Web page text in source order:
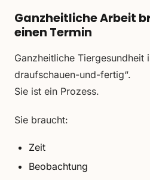
Ganzheitliche Arbeit
einen Termin
Ganzheitliche Tiergesundheit
draufschauen-und-fertig“.
Sie ist ein Prozess.
Sie braucht:
Zeit
Beobachtung